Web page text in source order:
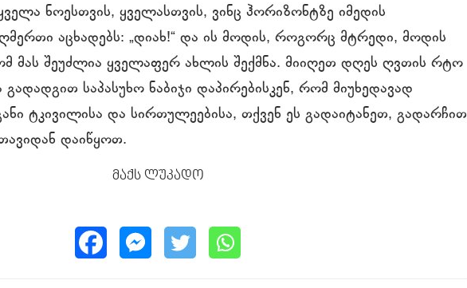
ნოესთვის, ყველასთვის, ვინც ჰორიზონტზე იმედის
აცხადებს: „დიახ!“ და ის მოდის, როგორც მტრედი, მოდის
მას შეუძლია ყველაფერ ახლის შექმნა. მიიღეთ დღეს ღვთის რტო
საპასუხო ნაბიჯი დაპირებისკენ, რომ მიუხედავად
ტკივილისა და სირთულეებისა, თქვენ ეს გადაიტანეთ, გადარჩით
დაიწყოთ.
მაქს ლუკადო